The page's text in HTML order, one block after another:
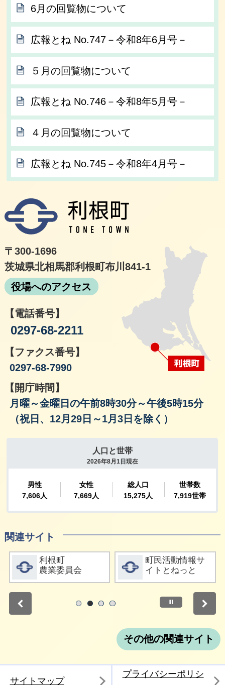
6月の回覧物について
広報とね No.747－令和8年6月号－
５月の回覧物について
広報とね No.746－令和8年5月号－
４月の回覧物について
広報とね No.745－令和8年4月号－
〒300-1696
茨城県北相馬郡利根町布川841-1
役場へのアクセス
【電話番号】
0297-68-2211
【ファクス番号】
0297-68-7990
【開庁時間】
月曜～金曜日の午前8時30分～午後5時15分
（祝日、12月29日～1月3日を除く）
関連サイト
詳細をみる
利根町
農業委員会
詳細をみる
町民活動情報サ
イトとねっと
停止
その他の関連サイト
サイトマップ
プライバシーポリシ